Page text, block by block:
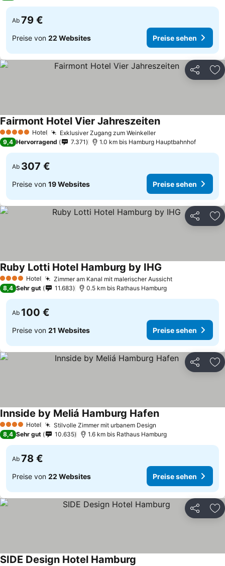
Ab 79 €
Preise von 22 Websites Preise sehen
Teilen
5 Sterne Hotel Exklusiver Zugang zum Weinkeller
Fairmont Hotel Vier Jahreszeiten
9,4 Hervorragend 7.371 1.0 km bis Hamburg Hauptbahnhof
Ab 307 €
Preise von 19 Websites Preise sehen
Teilen
4 Sterne Hotel Zimmer am Kanal mit malerischer Aussicht
Ruby Lotti Hotel Hamburg by IHG
8,4 Sehr gut 11.683 0.5 km bis Rathaus Hamburg
Ab 100 €
Preise von 21 Websites Preise sehen
Teilen
4 Sterne Hotel Stilvolle Zimmer mit urbanem Design
Innside by Meliá Hamburg Hafen
8,4 Sehr gut 10.635 1.6 km bis Rathaus Hamburg
Ab 78 €
Preise von 22 Websites Preise sehen
Teilen
SIDE Design Hotel Hamburg